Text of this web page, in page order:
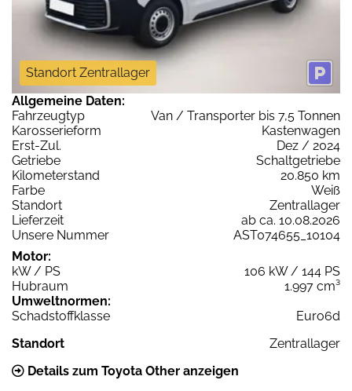
Standort Zentrallager
Allgemeine Daten:
Fahrzeugtyp
Van / Transporter bis 7,5 Tonnen
Karosserieform
Kastenwagen
Erst-Zul.
Dez / 2024
Getriebe
Schaltgetriebe
Kilometerstand
20.850 km
Farbe
Weiß
Standort
Zentrallager
Lieferzeit
ab ca. 10.08.2026
Unsere Nummer
AST074655_10104
Motor:
kW / PS
106 kW / 144 PS
Hubraum
1.997 cm³
Umweltnormen:
Schadstoffklasse
Euro6d
Standort
Zentrallager
Details zum Toyota Other anzeigen